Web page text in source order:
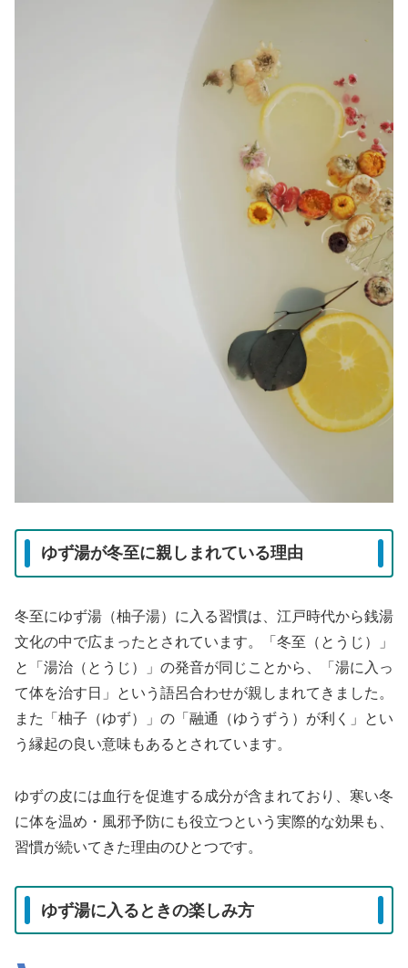
ゆず湯が冬至に親しまれている理由
冬至にゆず湯（柚子湯）に入る習慣は、江戸時代から銭湯
文化の中で広まったとされています。「冬至（とうじ）」
と「湯治（とうじ）」の発音が同じことから、「湯に入っ
て体を治す日」という語呂合わせが親しまれてきました。
また「柚子（ゆず）」の「融通（ゆうずう）が利く」とい
う縁起の良い意味もあるとされています。
ゆずの皮には血行を促進する成分が含まれており、寒い冬
に体を温め・風邪予防にも役立つという実際的な効果も、
習慣が続いてきた理由のひとつです。
ゆず湯に入るときの楽しみ方